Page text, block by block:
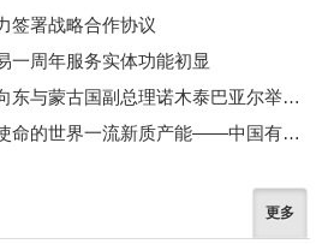
签署战略合作协议
一周年服务实体功能初显
中铝集团董事长段向东与蒙古国副总理诺木泰巴亚尔举行会谈
锻造无愧时代无愧使命的世界一流新质产能——中国有色金属工业的战略应对与破局之道（二）
更多